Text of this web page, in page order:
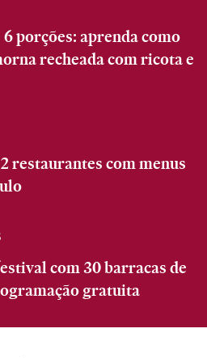
porções: aprenda como
recheada com ricota e
restaurantes com menus
com 30 barracas de
gratuita